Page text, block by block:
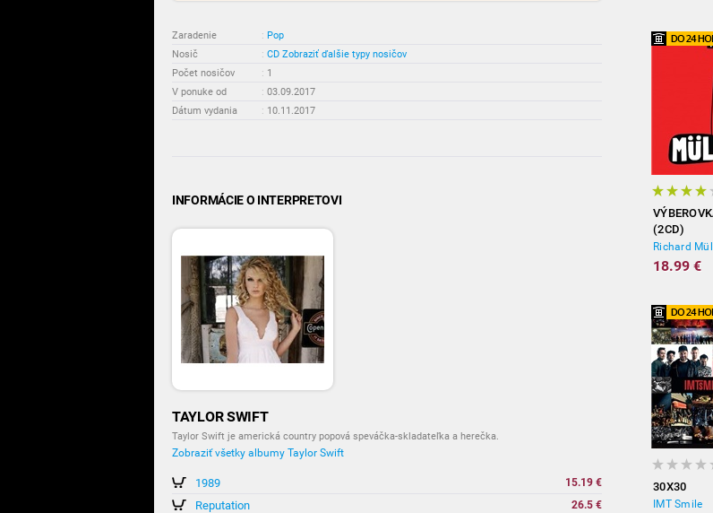
Zaradenie : Pop
Nosič
: CD Zobraziť ďalšie typy nosičov
Počet nosičov
: 1
V ponuke od
: 03.09.2017
Dátum vydania
: 10.11.2017
INFORMÁCIE O INTERPRETOVI
TAYLOR SWIFT
Taylor Swift je americká country popová speváčka-skladateľka a herečka.
Zobraziť všetky albumy Taylor Swift
1989 15.19 €
Reputation 26.5 €
(2CD)
Richard
18.99 €
30X30
IMT Smile